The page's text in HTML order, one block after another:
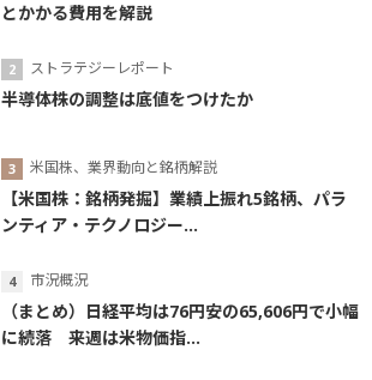
とかかる費用を解説
ストラテジーレポート
半導体株の調整は底値をつけたか
米国株、業界動向と銘柄解説
【米国株：銘柄発掘】業績上振れ5銘柄、パラ
ンティア・テクノロジー...
市況概況
（まとめ）日経平均は76円安の65,606円で小幅
に続落 来週は米物価指...